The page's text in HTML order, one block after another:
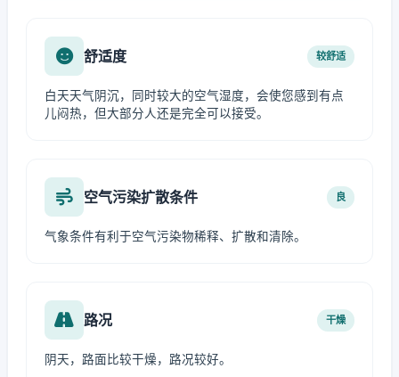
舒适度 较舒适
白天天气阴沉，同时较大的空气湿度，会使您感到有点
儿闷热，但大部分人还是完全可以接受。
空气污染扩散条件 良
气象条件有利于空气污染物稀释、扩散和清除。
路况 干燥
阴天，路面比较干燥，路况较好。